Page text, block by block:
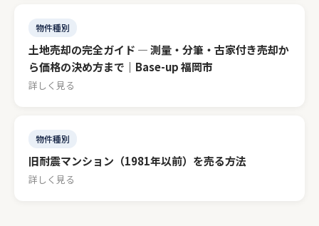
物件種別
土地売却の完全ガイド — 測量・分筆・古家付き売却か
ら価格の決め方まで｜Base-up 福岡市
詳しく見る
物件種別
旧耐震マンション（1981年以前）を売る方法
詳しく見る